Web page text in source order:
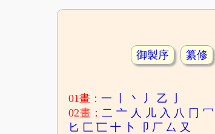
御製序 纂修
01畫：一 丶 丿 乙
02畫：二 亠 人 儿 入 八 冂 冖
匕 匚 匸 十 卜 卩 厂 厶 又